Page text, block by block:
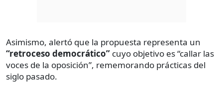
Asimismo, alertó que la propuesta representa un
“retroceso democrático” cuyo objetivo es “callar las
voces de la oposición”, rememorando prácticas del
siglo pasado.